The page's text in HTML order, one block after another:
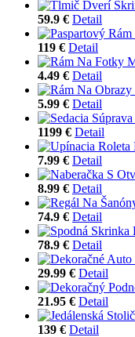
59.9 € Detail
119 € Detail
4.49 € Detail
5.99 € Detail
1199 € Detail
7.99 € Detail
8.99 € Detail
74.9 € Detail
78.9 € Detail
29.99 € Detail
21.95 € Detail
139 € Detail